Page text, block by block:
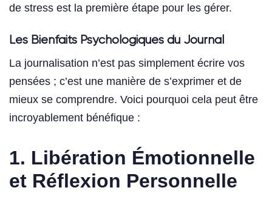
de stress est la première étape pour les gérer.
Les Bienfaits Psychologiques du Journal
La journalisation n’est pas simplement écrire vos
pensées ; c’est une manière de s’exprimer et de
mieux se comprendre. Voici pourquoi cela peut être
incroyablement bénéfique :
1. Libération Émotionnelle
et Réflexion Personnelle